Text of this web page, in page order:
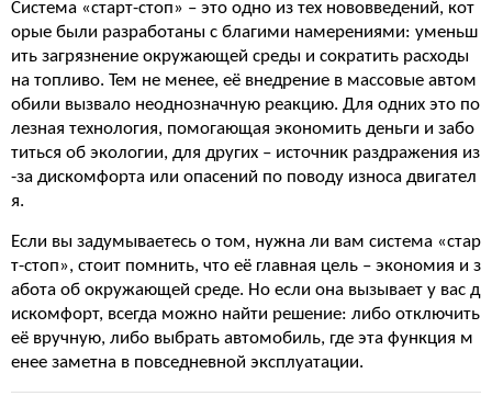
Система «старт-стоп» – это одно из тех нововведений, кот
орые были разработаны с благими намерениями: уменьш
ить загрязнение окружающей среды и сократить расходы
на топливо. Тем не менее, её внедрение в массовые автом
обили вызвало неоднозначную реакцию. Для одних это по
лезная технология, помогающая экономить деньги и забо
титься об экологии, для других – источник раздражения из
-за дискомфорта или опасений по поводу износа двигател
я.
Если вы задумываетесь о том, нужна ли вам система «стар
т-стоп», стоит помнить, что её главная цель – экономия и з
абота об окружающей среде. Но если она вызывает у вас д
искомфорт, всегда можно найти решение: либо отключить
её вручную, либо выбрать автомобиль, где эта функция м
енее заметна в повседневной эксплуатации.